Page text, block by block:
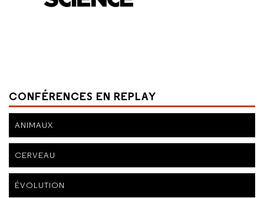
CONFÉRENCES EN REPLAY
ANIMAUX
CERVEAU
ÉVOLUTION